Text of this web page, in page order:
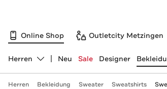
Online Shop Outletcity Metzingen
Abteilung ändern, ausgewählt:
Herren Neu Sale Designer
Herren Bekleidung Sweater Sweatshirts